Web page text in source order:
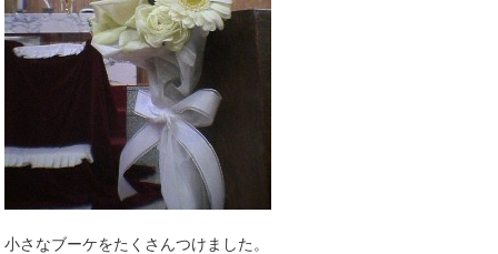
小さなブーケをたくさんつけました。